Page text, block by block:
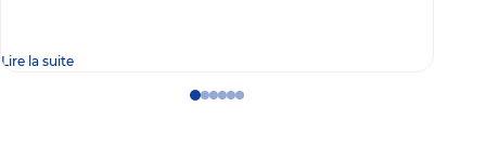
Lire la suite
GoGoGoGo
GoGo